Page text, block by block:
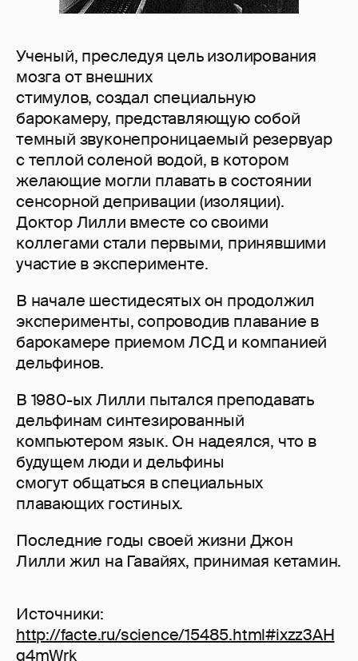
Ученый, преследуя цель изолирования
мозга от внешних
стимулов, создал специальную
барокамеру, представляющую собой
темный звуконепроницаемый резервуар
с теплой соленой водой, в котором
желающие могли плавать в состоянии
сенсорной депривации (изоляции).
Доктор Лилли вместе со своими
коллегами стали первыми, принявшими
участие в эксперименте.
В начале шестидесятых он продолжил
эксперименты, сопроводив плавание в
барокамере приемом ЛСД и компанией
дельфинов.
В 1980-ых Лилли пытался преподавать
дельфинам синтезированный
компьютером язык. Он надеялся, что в
будущем люди и дельфины
смогут общаться в специальных
плавающих гостиных.
Последние годы своей жизни Джон
Лилли жил на Гавайях, принимая кетамин.
Источники:
http://facte.ru/science/15485.html#ixzz3AH
g4mWrk